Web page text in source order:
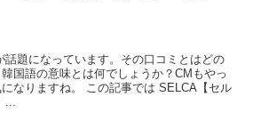
話題になっています。その口コミとはどの
国語の意味とは何でしょうか？CMもやっ
なりますね。 この記事では SELCA【セル
...